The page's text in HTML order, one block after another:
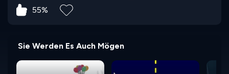
55%
Sie Werden Es Auch Mögen